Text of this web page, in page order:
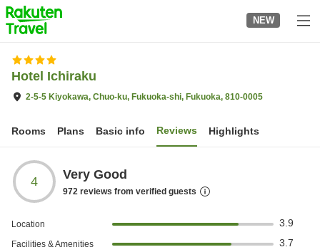
to
top
page
NEW
Hotel Ichiraku
2-5-5 Kiyokawa, Chuo-ku, Fukuoka-shi, Fukuoka, 810-0005
Rooms Plans Basic info Reviews Highlights
4 Very Good
972 reviews from verified guests
Location 3.9
Facilities & Amenities 3.7